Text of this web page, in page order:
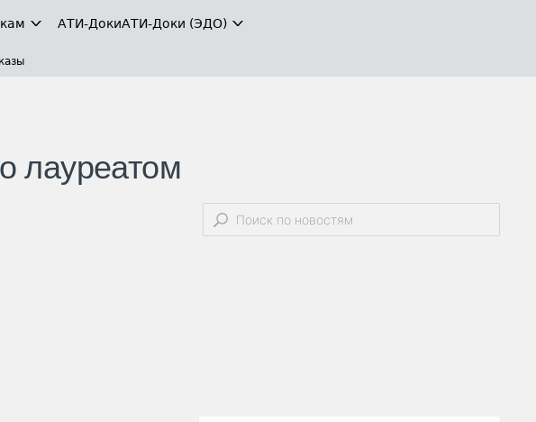
АТИ-ДокиАТИ-Доки (ЭДО)
лауреатом